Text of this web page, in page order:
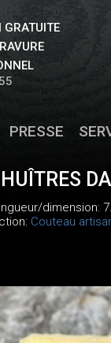
PRESSE
dimension:
Couteau